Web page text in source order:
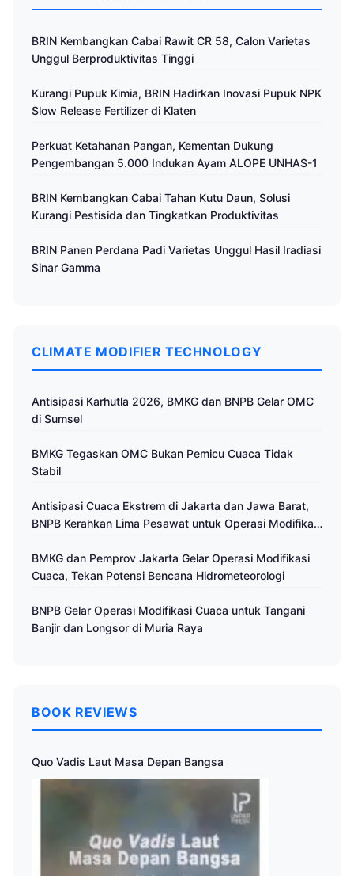
BRIN Kembangkan Cabai Rawit CR 58, Calon Varietas
Unggul Berproduktivitas Tinggi
Kurangi Pupuk Kimia, BRIN Hadirkan Inovasi Pupuk NPK
Slow Release Fertilizer di Klaten
Perkuat Ketahanan Pangan, Kementan Dukung
Pengembangan 5.000 Indukan Ayam ALOPE UNHAS-1
BRIN Kembangkan Cabai Tahan Kutu Daun, Solusi
Kurangi Pestisida dan Tingkatkan Produktivitas
BRIN Panen Perdana Padi Varietas Unggul Hasil Iradiasi
Sinar Gamma
CLIMATE MODIFIER TECHNOLOGY
Antisipasi Karhutla 2026, BMKG dan BNPB Gelar OMC
di Sumsel
BMKG Tegaskan OMC Bukan Pemicu Cuaca Tidak
Stabil
Antisipasi Cuaca Ekstrem di Jakarta dan Jawa Barat,
BNPB Kerahkan Lima Pesawat untuk Operasi Modifikasi
BMKG dan Pemprov Jakarta Gelar Operasi Modifikasi
Cuaca, Tekan Potensi Bencana Hidrometeorologi
BNPB Gelar Operasi Modifikasi Cuaca untuk Tangani
Banjir dan Longsor di Muria Raya
BOOK REVIEWS
Quo Vadis Laut Masa Depan Bangsa